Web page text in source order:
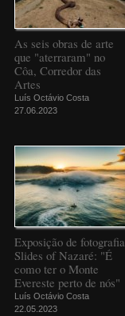
As seis obras de arte
que "aterraram" no
Côa, Corredor das
Artes
Luís Octávio Costa
27.06.2023
Exposição de fotografia
Slides of Nazaré: "É
como ter o Monte
Evereste perto de nós"
Luís Octávio Costa
22.05.2023